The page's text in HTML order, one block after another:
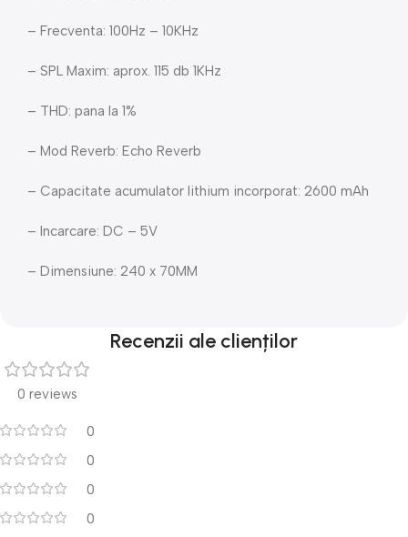
– Frecventa: 100Hz – 10KHz
– SPL Maxim: aprox. 115 db 1KHz
– THD: pana la 1%
– Mod Reverb: Echo Reverb
– Capacitate acumulator lithium incorporat: 2600 mAh
– Incarcare: DC – 5V
– Dimensiune: 240 x 70MM
Recenzii ale clienților
0 reviews
0
0
0
0